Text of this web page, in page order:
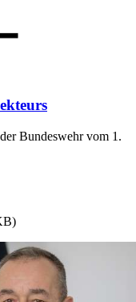
Bundeswehr vom 1.